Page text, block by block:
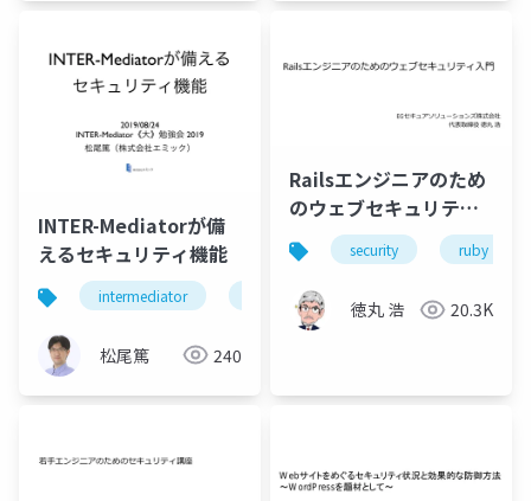
INTER-Mediatorが備
えるセキュリティ機能
intermediator
松尾篤 240
Railsエンジニアのため
のウェブセキュリティ
入門
security ruby
徳丸 浩 20.3K